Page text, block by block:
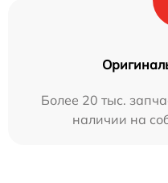
Более 20 тыс.
наличии на